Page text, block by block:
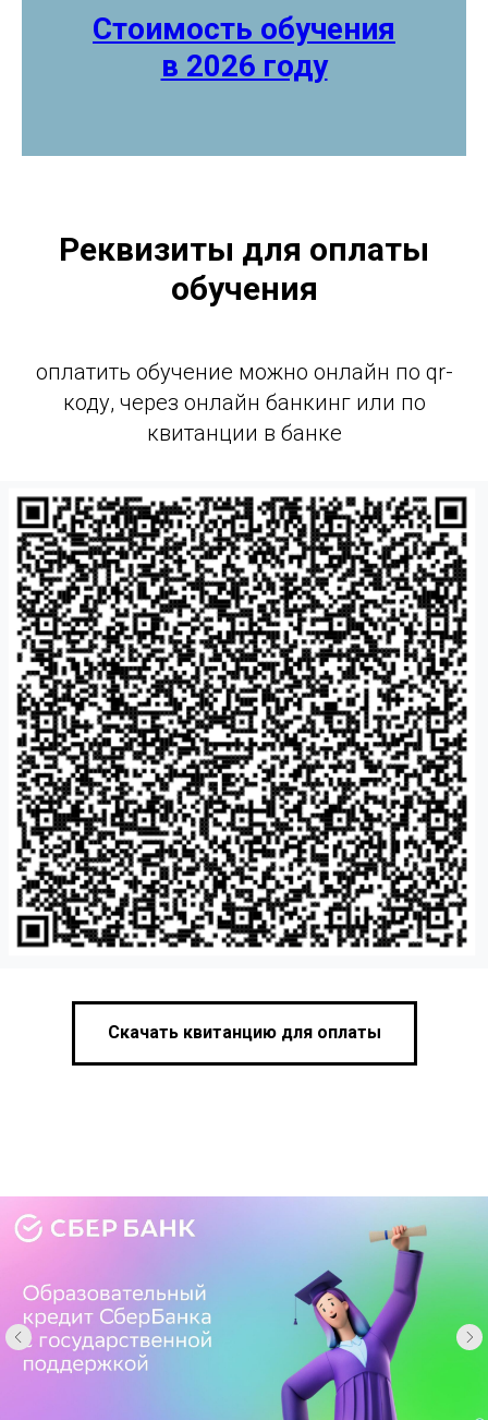
Стоимость обучения
в 2026 году
Реквизиты для оплаты
обучения
оплатить обучение можно онлайн по qr-
коду, через онлайн банкинг или по
квитанции в банке
Скачать квитанцию для оплаты